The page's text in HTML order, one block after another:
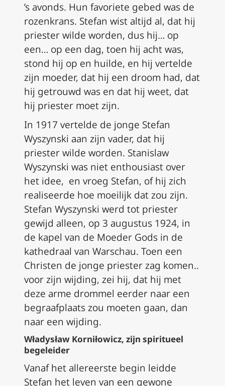
’s avonds. Hun favoriete gebed was de
rozenkrans. Stefan wist altijd al, dat hij
priester wilde worden, dus hij… op
een… op een dag, toen hij acht was,
stond hij op en huilde, en hij vertelde
zijn moeder, dat hij een droom had, dat
hij getrouwd was en dat hij weet, dat
hij priester moet zijn.
In 1917 vertelde de jonge Stefan
Wyszynski aan zijn vader, dat hij
priester wilde worden. Stanislaw
Wyszynski was niet enthousiast over
het idee, en vroeg Stefan, of hij zich
realiseerde hoe moeilijk dat zou zijn.
Stefan Wyszynski werd tot priester
gewijd alleen, op 3 augustus 1924, in
de kapel van de Moeder Gods in de
kathedraal van Warschau. Toen een
Christen de jonge priester zag komen..
voor zijn wijding, zei hij, dat hij met
deze arme drommel eerder naar een
begraafplaats zou moeten gaan, dan
naar een wijding.
Władysław Korniłowicz, zijn spiritueel
begeleider
Vanaf het allereerste begin leidde
Stefan het leven van een gewone